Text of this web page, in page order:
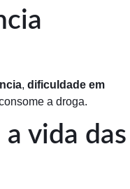
, dificuldade em
a droga.
vida das